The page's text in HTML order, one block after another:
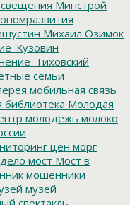
Минстрой
Михаил Озимок
семьи
мобильная связь
Молодая
молодежь молоко
цен морг
мост Мост в
мошенники
музей